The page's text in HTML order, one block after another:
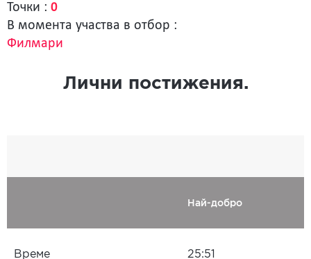
Точки : 0
В момента участва в отбор :
Филмари
Лични постижения.
Най-добро
Време 25:51